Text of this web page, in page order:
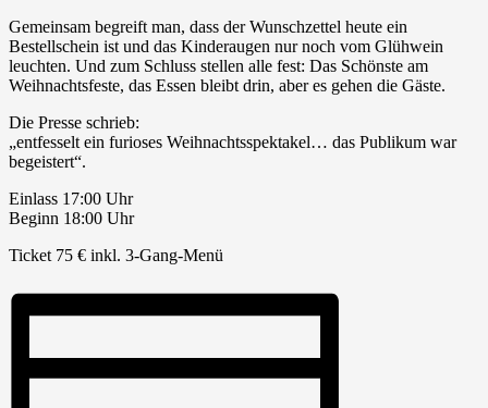
Gemeinsam begreift man, dass der Wunschzettel heute ein
Bestellschein ist und das Kinderaugen nur noch vom Glühwein
leuchten. Und zum Schluss stellen alle fest: Das Schönste am
Weihnachtsfeste, das Essen bleibt drin, aber es gehen die Gäste.
Die Presse schrieb:
„entfesselt ein furioses Weihnachtsspektakel… das Publikum war
begeistert“.
Einlass 17:00 Uhr
Beginn 18:00 Uhr
Ticket 75 € inkl. 3-Gang-Menü